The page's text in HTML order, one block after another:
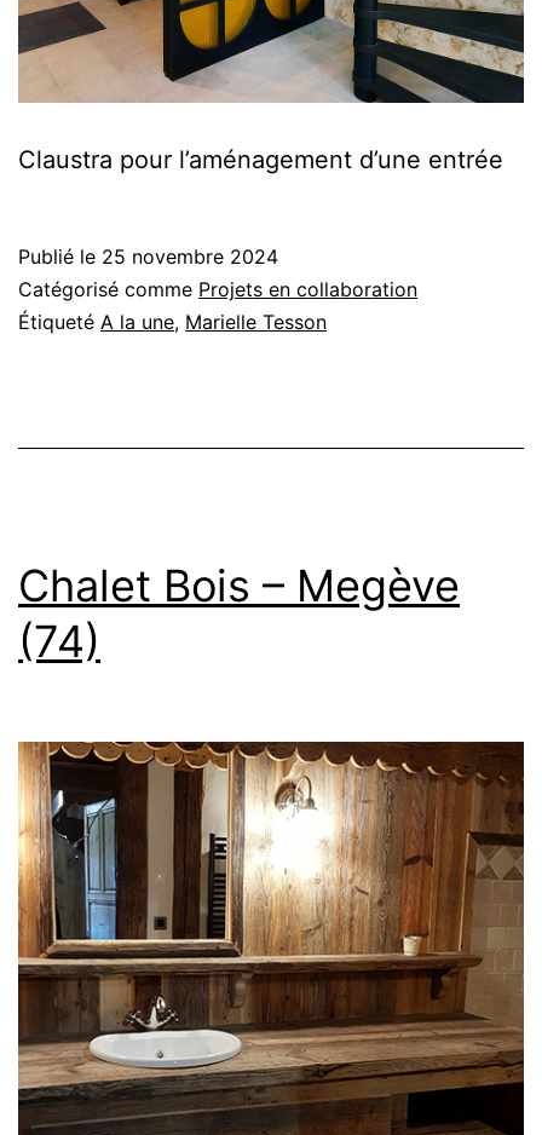
Claustra pour l’aménagement d’une entrée
Publié le 25 novembre 2024
Catégorisé comme Projets en collaboration
Étiqueté A la une, Marielle Tesson
Chalet Bois – Megève
(74)